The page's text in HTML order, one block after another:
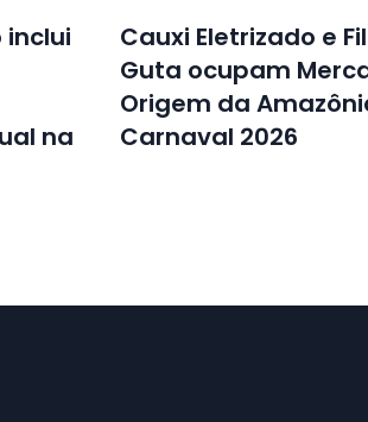
inclui
na
Cauxi Eletrizado e
Guta ocupam
Origem da
Carnaval 2026